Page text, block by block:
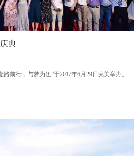
典
路前行，与梦为伍”于2017年6月29日完美举办。